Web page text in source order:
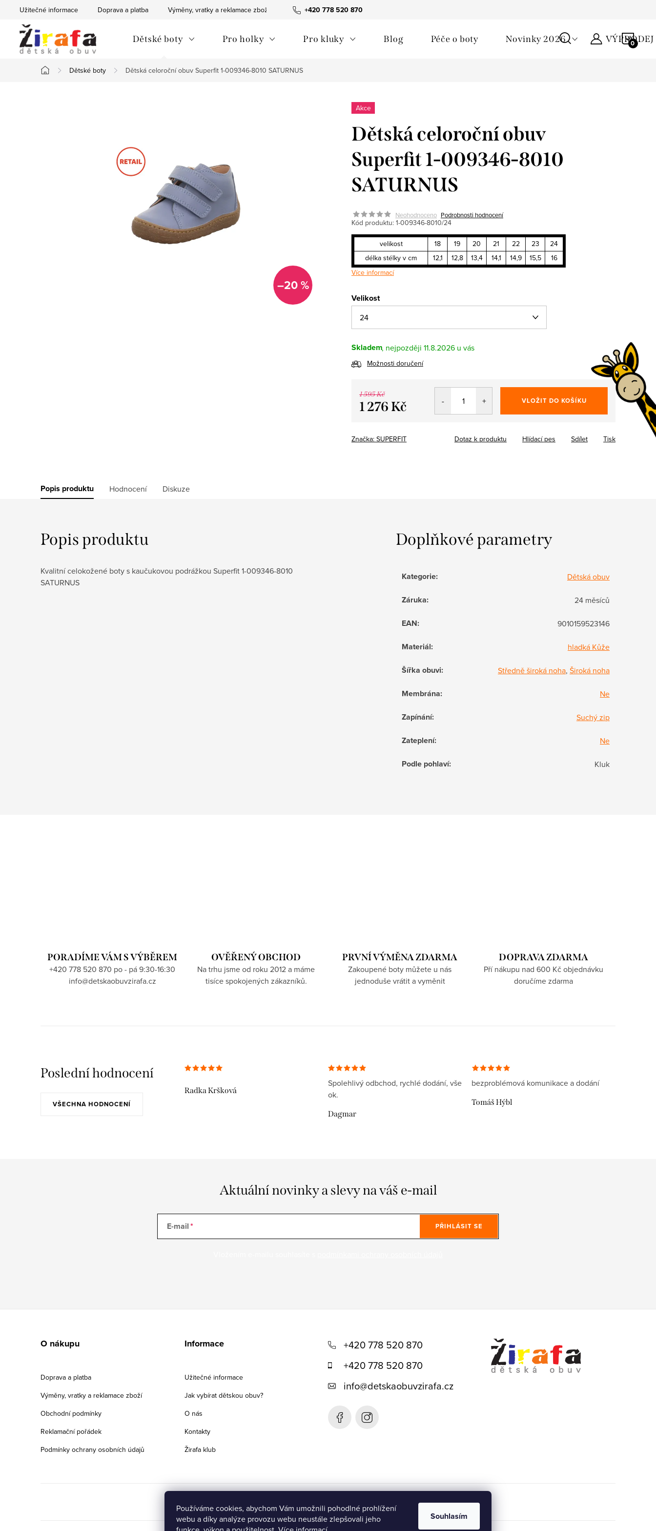
Používáme cookies, abychom Vám umožnili pohodlné prohlížení
webu a díky analýze provozu webu neustále zlepšovali jeho
Souhlasím
obsah
+420 778 520 870
Užitečné informace Doprava a platba Výměny, vratky a reklamace zboží Obchodní podmínky
Dětské boty Pro holky Pro kluky Blog Péče o boty Novinky 2026 VÝPRODEJ
Domů
Dětské boty Dětská celoroční obuv Superfit 1-009346-8010 SATURNUS
–20 %
Akce
Dětská celoroční obuv
Superfit 1-009346-8010
SATURNUS
Neohodnoceno Podrobnosti hodnocení
Kód produktu: 1-009346-8010/24
velikost 18 19 20 21 22 23
24
délka stélky v cm
12,1 12,8 13,4 14,1 14,9 15,5
16
Více informací
Velikost
Skladem 11.8.2026
Možnosti doručení
1 595 Kč
1 276 Kč VLOŽIT DO KOŠÍKU
Značka: SUPERFIT Tisk
Dotaz k produktu Hlídací pes Sdílet
Popis produktu Hodnocení Diskuze
Popis produktu
Kvalitní celokožené boty s kaučukovou podrážkou Superfit 1-009346-8010
SATURNUS
Doplňkové parametry
Kategorie: Dětská obuv
Záruka: 24 měsíců
EAN: 9010159523146
Materiál: hladká Kůže
Šířka obuvi: Středně široká noha, Široká noha
Membrána: Ne
Zapínání: Suchý zip
Zateplení: Ne
Podle pohlaví: Kluk
PORADÍME VÁM S VÝBĚREM
+420 778 520 870 po - pá 9:30-16:30
info@detskaobuvzirafa.cz
OVĚŘENÝ OBCHOD
Na trhu jsme od roku 2012 a máme
tisíce spokojených zákazníků.
PRVNÍ VÝMĚNA ZDARMA
Zakoupené boty můžete u nás
jednoduše vrátit a vyměnit
DOPRAVA ZDARMA
Pří nákupu nad 600 Kč objednávku
doručíme zdarma
Poslední hodnocení
VŠECHNA HODNOCENÍ
Radka Kršková
Spolehlivý odbchod, rychlé dodání, vše
ok.
Dagmar
bezproblémová komunikace a dodání
Tomáš Hýbl
Aktuální novinky a slevy na váš e-mail
E-mail PŘIHLÁSIT SE
O nákupu
Doprava a platba
Výměny, vratky a reklamace zboží
Obchodní podmínky
Reklamační pořádek
Podmínky ochrany osobních údajů
Informace
Užitečné informace
Jak vybírat dětskou obuv?
O nás
Kontakty
Žirafa klub
+420 778 520 870
+420 778 520 870
info@detskaobuvzirafa.cz